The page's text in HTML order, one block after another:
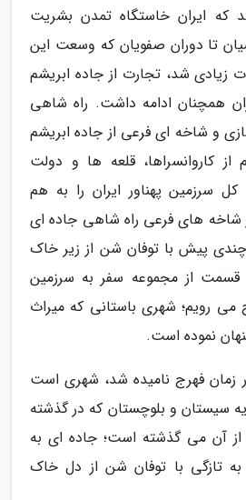
ایران خاستگاه تمدن بشریت
تا دوران صفویان که وسعت این
زیادی شد، تجارت از جاده ابریشم
همچنان ادامه داشت. راه شاهی
و شاخه ای فرعی از جاده ابریشم
کاروانسراها، قلعه ها و دولت
سرزمین پهناور ایران را به هم
های فرعی راه شاهی جاده ای
پیش با توفان شن از زیر خاک
قسمت از مجموعه سفر به سرزمین
می رویم؛ شهری باستانی که میراث
نموده است.
زمان فهرج نامیده شد، شهری است
سیستان و بلوچستان که در گذشته
آن می گذشته است؛ جاده ای به
به تازگی با توفان شن از دل خاک